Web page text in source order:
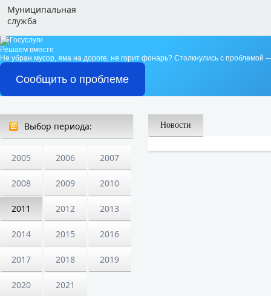
Муниципальная
служба
Решаем вместе
Не убран мусор, яма на дороге, не горит фонарь? Столкнулись с проблемой
Сообщить о проблеме
Выбор периода:
2005 2006 2007
2008 2009 2010
2011 2012 2013
2014 2015 2016
2017 2018 2019
2020 2021
Новости